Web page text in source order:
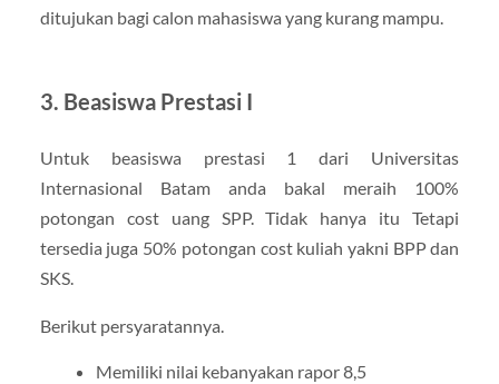
ditujukan bagi calon mahasiswa yang kurang mampu.
3. Beasiswa Prestasi I
Untuk beasiswa prestasi 1 dari Universitas
Internasional Batam anda bakal meraih 100%
potongan cost uang SPP. Tidak hanya itu Tetapi
tersedia juga 50% potongan cost kuliah yakni BPP dan
SKS.
Berikut persyaratannya.
Memiliki nilai kebanyakan rapor 8,5